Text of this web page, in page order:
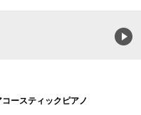
ースティックピアノ